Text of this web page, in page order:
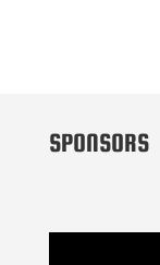
SPONSORS